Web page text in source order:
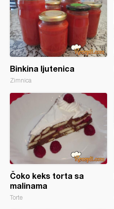
Binkina ljutenica
Zimnica
Čoko keks torta sa
malinama
Torte